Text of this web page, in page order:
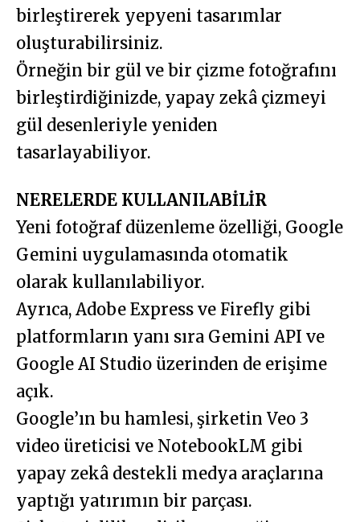
birleştirerek yepyeni tasarımlar
oluşturabilirsiniz.
Örneğin bir gül ve bir çizme fotoğrafını
birleştirdiğinizde, yapay zekâ çizmeyi
gül desenleriyle yeniden
tasarlayabiliyor.
NERELERDE KULLANILABİLİR
Yeni fotoğraf düzenleme özelliği, Google
Gemini uygulamasında otomatik
olarak kullanılabiliyor.
Ayrıca, Adobe Express ve Firefly gibi
platformların yanı sıra Gemini API ve
Google AI Studio üzerinden de erişime
açık.
Google’ın bu hamlesi, şirketin Veo 3
video üreticisi ve NotebookLM gibi
yapay zekâ destekli medya araçlarına
yaptığı yatırımın bir parçası.